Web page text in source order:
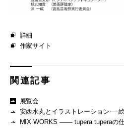
詳細
作家サイト
関連記事
展覧会
安西水丸とイラストレーション──
MIX WORKS —— tupera tuperaの